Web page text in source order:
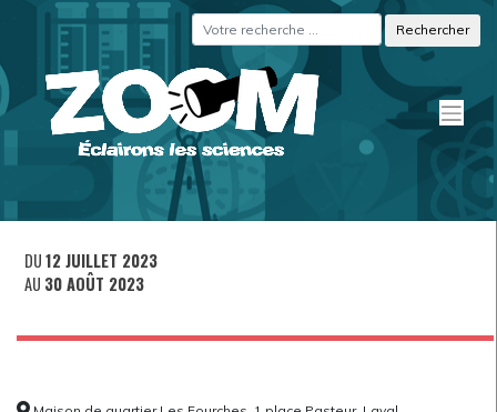
Panneau de gestion des cookies
DU12 JUILLET 2023
AU 30 AOÛT 2023